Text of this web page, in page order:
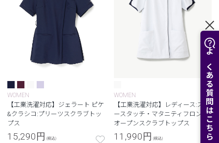
よくある質問はこちら
WOMEN
【工業洗濯対応】ジェラート ピケ
&クラシコ:プリーツスクラブトッ
プス
15,290円 (税込)
WOMEN
【工業洗濯対応】レディース:スム
ースタッチ・マタニティフロント
オープンスクラブトップス
11,990円 (税込)